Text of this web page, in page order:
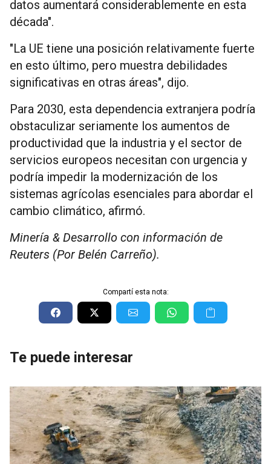
datos aumentará considerablemente en esta
década".
"La UE tiene una posición relativamente fuerte
en esto último, pero muestra debilidades
significativas en otras áreas", dijo.
Para 2030, esta dependencia extranjera podría
obstaculizar seriamente los aumentos de
productividad que la industria y el sector de
servicios europeos necesitan con urgencia y
podría impedir la modernización de los
sistemas agrícolas esenciales para abordar el
cambio climático, afirmó.
Minería & Desarrollo con información de
Reuters (Por Belén Carreño).
Compartí esta nota:
Te puede interesar